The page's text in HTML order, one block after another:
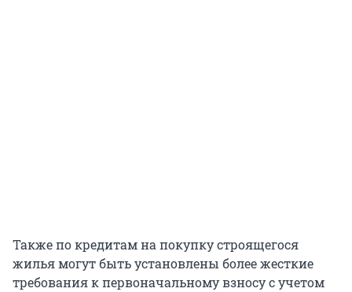
Также по кредитам на покупку строящегося
жилья могут быть установлены более жесткие
требования к первоначальному взносу с учетом